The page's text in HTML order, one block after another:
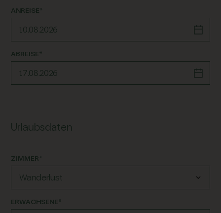
ANREISE*
ABREISE*
Urlaubsdaten
ZIMMER*
ERWACHSENE*